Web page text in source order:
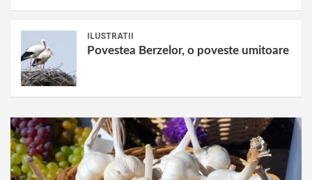
ILUSTRATII
Povestea Berzelor, o poveste umitoare